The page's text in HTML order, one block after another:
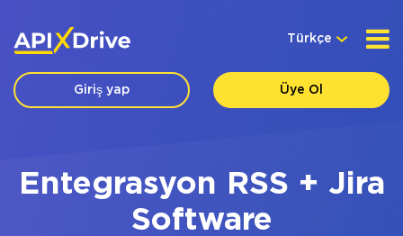
Türkçe
Giriş yap Üye Ol
Entegrasyon RSS + Jira
Software